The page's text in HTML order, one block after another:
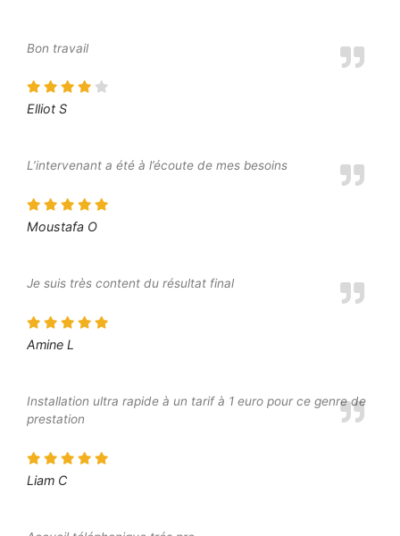
Bon travail
Elliot S
L’intervenant a été à l’écoute de mes besoins
Moustafa O
Je suis très content du résultat final
Amine L
Installation ultra rapide à un tarif à 1 euro pour ce genre de
prestation
Liam C